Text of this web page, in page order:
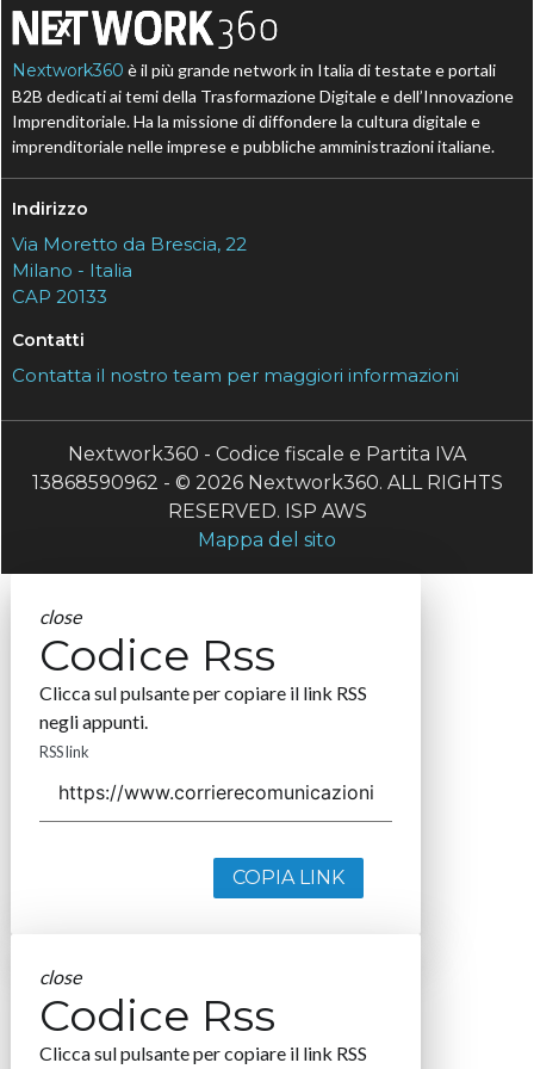
Nextwork360 è il più grande network in Italia di testate e portali
B2B dedicati ai temi della Trasformazione Digitale e dell’Innovazione
Imprenditoriale. Ha la missione di diffondere la cultura digitale e
imprenditoriale nelle imprese e pubbliche amministrazioni italiane.
Indirizzo
Via Moretto da Brescia, 22
Milano - Italia
CAP 20133
Contatti
Contatta il nostro team per maggiori informazioni
Nextwork360 - Codice fiscale e Partita IVA
13868590962 - © 2026 Nextwork360. ALL RIGHTS
RESERVED. ISP AWS
Mappa del sito
close
Codice Rss
Clicca sul pulsante per copiare il link RSS
negli appunti.
RSS link
COPIA LINK
close
Codice Rss
Clicca sul pulsante per copiare il link RSS